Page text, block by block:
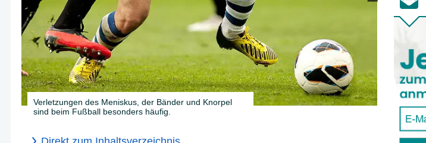
Verletzungen des Meniskus, der Bänder und Knorpel
sind beim Fußball besonders häufig.